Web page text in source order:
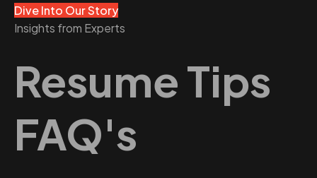
Dive Into Our Story
Insights from Experts
Resume Tips
FAQ's